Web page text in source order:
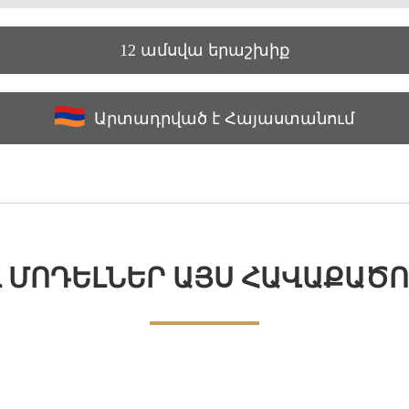
12 ամսվա երաշխիք
Արտադրված է Հայաստանում
ՄՈԴԵԼՆԵՐ ԱՅՍ